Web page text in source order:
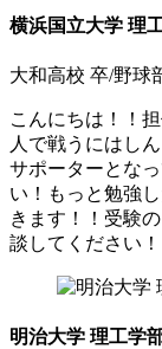
横浜国立大学 理
大和高校 卒/野球
こんにちは！！
人で戦うにはし
サポーターとな
い！もっと勉強
きます！！受験
談してください！
明治大学 理工学